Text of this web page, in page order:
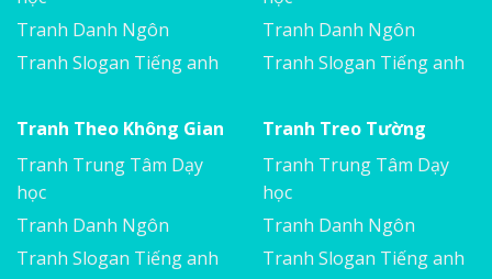
Tranh Danh Ngôn
Tranh Slogan Tiếng anh
Tranh Danh Ngôn
Tranh Slogan Tiếng anh
Tranh Theo Không Gian
Tranh Trung Tâm Dạy
học
Tranh Danh Ngôn
Tranh Slogan Tiếng anh
Tranh Treo Tường
Tranh Trung Tâm Dạy
học
Tranh Danh Ngôn
Tranh Slogan Tiếng anh